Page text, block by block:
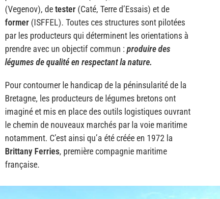
(Vegenov), detester (Caté, Terre d’Essais) et de
former (ISFFEL). Toutes ces structures sont pilotées
par les producteurs qui déterminent les orientations à
prendre avec un objectif commun : produire des
légumes de qualité en respectant la nature.
Pour contourner le handicap de la péninsularité de la
Bretagne, les producteurs de légumes bretons ont
imaginé et mis en place des outils logistiques ouvrant
le chemin de nouveaux marchés par la voie maritime
notamment. C’est ainsi qu’a été créée en 1972 la
Brittany Ferries, première compagnie maritime
française.